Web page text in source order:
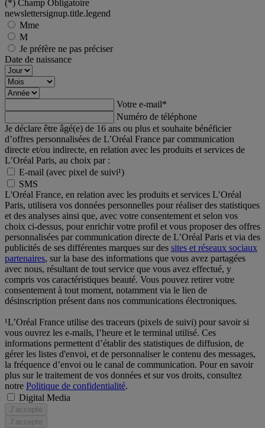
(*) Champ Obligatoire
newslettersignup.title.legend
Mme
M
Je préfère ne pas préciser
Date de naissance
Votre e-mail*
Numéro de téléphone
Je déclare être âgé(e) de 16 ans ou plus et souhaite bénéficier
d’offres personnalisées de L’Oréal France par communication
directe et/ou indirecte, en relation avec les produits et services de
L’Oréal Paris, au choix par :
E-mail (avec pixel de suivi¹)
SMS
L'Oréal France, en relation avec les produits et services L’Oréal
Paris, utilisera vos données personnelles pour réaliser des statistiques
et des analyses ainsi que, avec votre consentement et selon vos
choix ci-dessus, pour enrichir votre profil et vous proposer des offres
personnalisées par communication directe de L’Oréal Paris et via des
publicités de ses différentes marques sur des sites et réseaux sociaux
partenaires, sur la base des informations que vous avez partagées
avec nous, résultant de tout service que vous avez effectué, y
compris vos caractéristiques beauté. Vous pouvez retirer votre
consentement à tout moment, notamment via le lien de
désinscription présent dans nos communications électroniques.
¹L’Oréal France utilise des traceurs (pixels de suivi) pour savoir si
vous ouvrez les e-mails, l’heure et le terminal utilisé. Ces
informations permettent d’établir des statistiques de diffusion, de
gérer les listes d'envoi, et de personnaliser le contenu des messages,
la fréquence d’envoi ou le canal de communication. Pour en savoir
plus sur le traitement de vos données et sur vos droits, consultez
notre Politique de confidentialité.
Digital Media
J’accepte
J’accepte